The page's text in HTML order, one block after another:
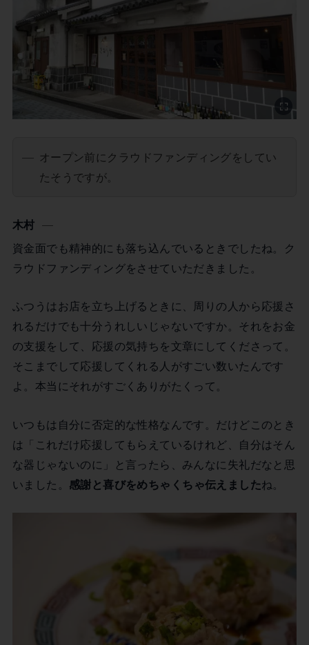
オープン前にクラウドファンディングをしてい
たそうですが。
木村
資金面でも精神的にも落ち込んでいるときでしたね。ク
ラウドファンディングをさせていただきました。
ふつうはお店を立ち上げるときに、周りの人から応援さ
れるだけでも十分うれしいじゃないですか。それをお金
の支援をして、応援の気持ちを文章にしてくださって。
そこまでして応援してくれる人がすごい数いたんです
よ。本当にそれがすごくありがたくって。
いつもは自分に否定的な性格なんです。だけどこのとき
は「これだけ応援してもらえているけれど、自分はそん
な器じゃないのに」と言ったら、みんなに失礼だなと思
いました。 感謝と喜びをめちゃくちゃ伝えましたね。